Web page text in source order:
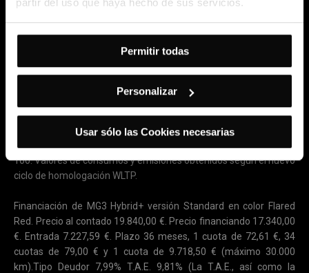
partir del uso que haya hecho de sus servicios.
Permitir todas
Personalizar
Usar sólo las Cookies necesarias
el día de contratación 09/05/2026 y primer pago el 02/06/2026.
Oferta válida hasta el 30/06/2026. Oferta de financiación válida
en Península y Baleares. Sistema de amortización Francés.
Financiación ofrecida, sujeta a estudio y aprobación por parte de
Santander Consumer Finance, S.A. Modelo visualizado MG ZS
financiación. No incluye gastos de matriculación y de pre-
entrega.
MG3 Hybrid+: Consumo (l/100 km): 4,4 y emisiones CO2 (gr/km):
100. Valores de consumos y emisiones obtenidos según el nuevo
ciclo de homologación WLTP.​
Financiación de MG3 Hybrid+ versión Standard en color Flared
Red. Precio al contado 19.840,00 €. Precio financiando 17.340,00
€. Entrada 7.227,59 €. Plazo 36 meses, 1 cuota de 72,61 €, 34
cuotas de 79,00 € y 1 cuota de 9.718,50 € (máximo 30.000
km).Tipo Deudor 7,99% T.A.E. 9,81% (La T.A.E., así como la